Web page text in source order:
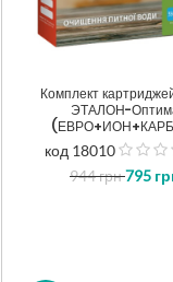
Комплект
ЭТАЛОН-
код 18010
944грн795